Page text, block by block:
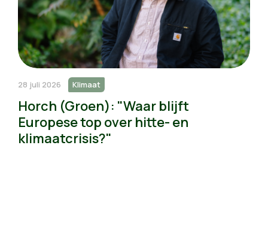
28 juli 2026 Klimaat
Horch (Groen): "Waar blijft
Europese top over hitte- en
klimaatcrisis?"